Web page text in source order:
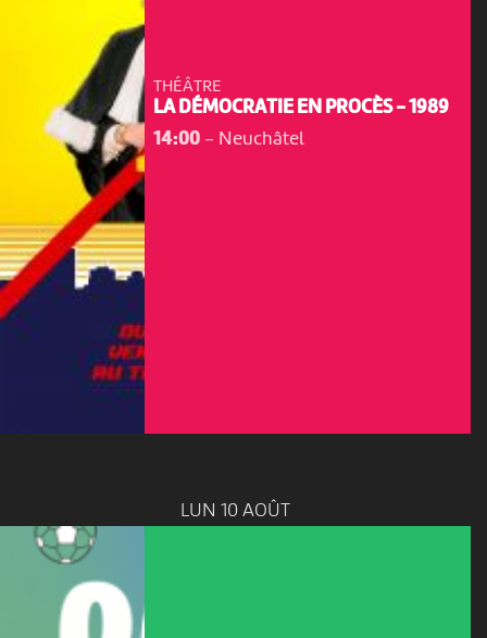
THÉÂTRE
LA DÉMOCRATIE EN PROCÈS - 1989
14:00- Neuchâtel
LUN 10 AOÛT